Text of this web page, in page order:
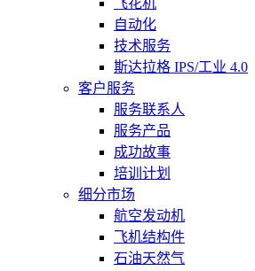
飞花机
自动化
技术服务
斯达拉格 IPS/工业 4.0
客户服务
服务联系人
服务产品
成功故事
培训计划
细分市场
航空发动机
飞机结构件
石油天然气